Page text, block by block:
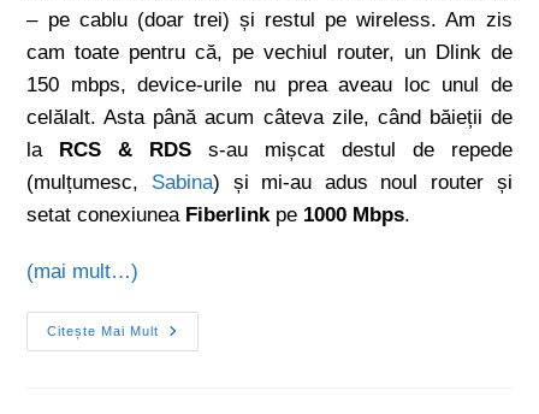
– pe cablu (doar trei) și restul pe wireless. Am zis
cam toate pentru că, pe vechiul router, un Dlink de
150 mbps, device-urile nu prea aveau loc unul de
celălalt. Asta până acum câteva zile, când băieții de
la RCS & RDS s-au mișcat destul de repede
(mulțumesc, Sabina) și mi-au adus noul router și
setat conexiunea Fiberlinkpe 1000 Mbps.
(mai mult…)
Citește Mai Mult